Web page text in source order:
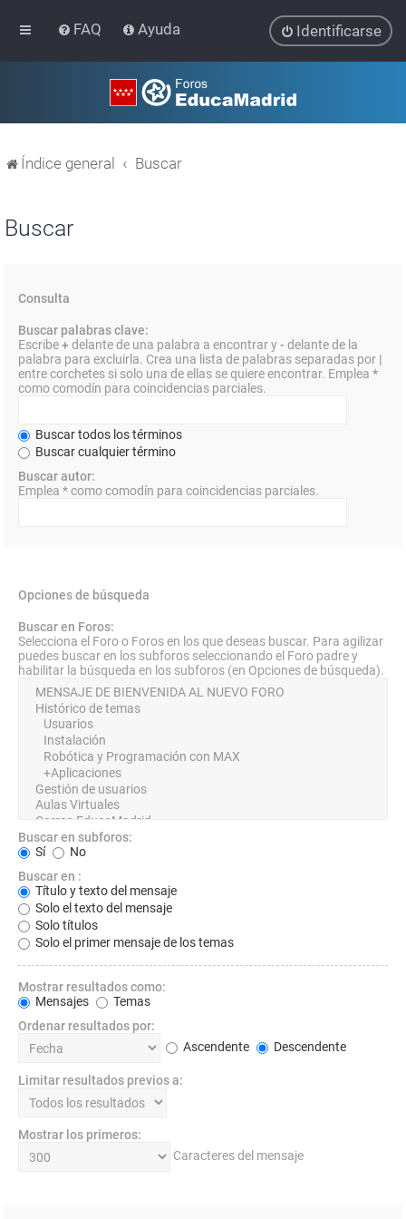
FAQ Ayuda Identificarse
Índice general Buscar
Buscar
Consulta
Buscar palabras clave:
Escribe+delante de una palabra a encontrar y- delante de la
palabra para excluirla. Crea una lista de palabras separadas por |
entre corchetes si solo una de ellas se quiere encontrar. Emplea *
como comodín para coincidencias parciales.
Buscar todos los términos
Buscar cualquier término
Buscar autor:
Emplea * como comodín para coincidencias parciales.
Opciones de búsqueda
Buscar en Foros:
Selecciona el Foro o Foros en los que deseas buscar. Para agilizar
puedes buscar en los subforos seleccionando el Foro padre y
habilitar la búsqueda en los subforos (en Opciones de búsqueda).
Buscar en subforos:
Sí
No
Buscar en :
Título y texto del mensaje
Solo el texto del mensaje
Solo títulos
Solo el primer mensaje de los temas
Mostrar resultados como:
Mensajes
Temas
Ordenar resultados por:
Ascendente
Descendente
Limitar resultados previos a:
Mostrar los primeros:
Caracteres del mensaje